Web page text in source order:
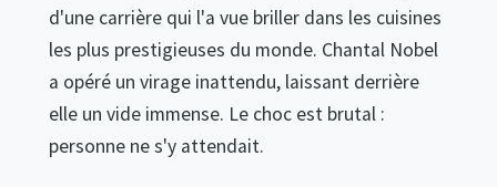
d'une carrière qui l'a vue briller dans les cuisines
les plus prestigieuses du monde. Chantal Nobel
a opéré un virage inattendu, laissant derrière
elle un vide immense. Le choc est brutal :
personne ne s'y attendait.